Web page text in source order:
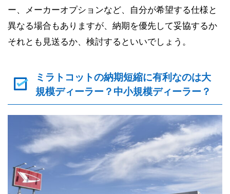
ー、メーカーオプションなど、自分が希望する仕様と
異なる場合もありますが、納期を優先して妥協するか
それとも見送るか、検討するといいでしょう。
ミラトコットの納期短縮に有利なのは大
規模ディーラー？中小規模ディーラー？